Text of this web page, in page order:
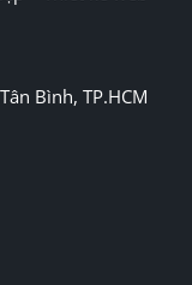
Bình, TP.HCM